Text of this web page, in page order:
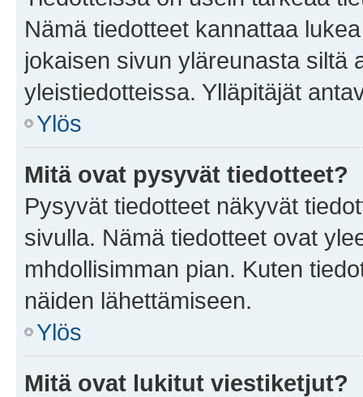
Nämä tiedotteet kannattaa
jokaisen sivun yläreunasta siltä
yleistiedotteissa. Ylläpitäjät
Ylös
Mitä ovat pysyvät tiedotteet?
Pysyvät tiedotteet näkyvät
sivulla. Nämä tiedotteet ovat
mhdollisimman pian. Kuten
näiden lähettämiseen.
Ylös
Mitä ovat lukitut viestiketjut?